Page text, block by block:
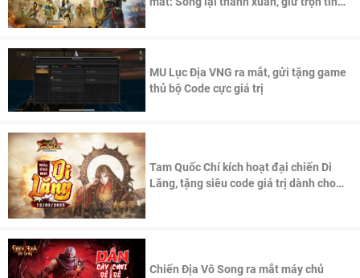
MU Lục Địa VNG ra mắt, gửi tặng game
thủ bộ Code cực giá trị
Tam Quốc Chí kích hoạt đại chiến Di
Lăng, tặng siêu code giá trị dành cho
Chiến Địa Vô Song ra mắt máy chủ